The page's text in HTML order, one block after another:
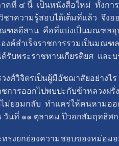
๔ นี้ เป็นหนังสือใหม่ ทั้งการที่
าความรู้สอบได้เต็มที่แล้ว จึง
ฑลอีสาน คือที่แบ่งเป็นมณฑล
งค์สำเร็จราชการรวมเป็นมณฑ
รับพระราชทานเกียรติยศ และ
วิจิตรเป็นผู้มีอัชฌาสัยอย่างไ
รออกไปพบปะกับข้าหลวงฝรั่ง
ยอมกลับ ทำแคร่ให้คนหามออ
นที่ ๑๑ ตุลาคม ปีวอกสัมฤทธิศ
งยกย่องความชอบของหม่อม